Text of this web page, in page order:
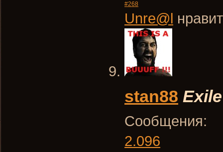
#268
Unre@l
stan88 Exile
Сообщения:
2.096